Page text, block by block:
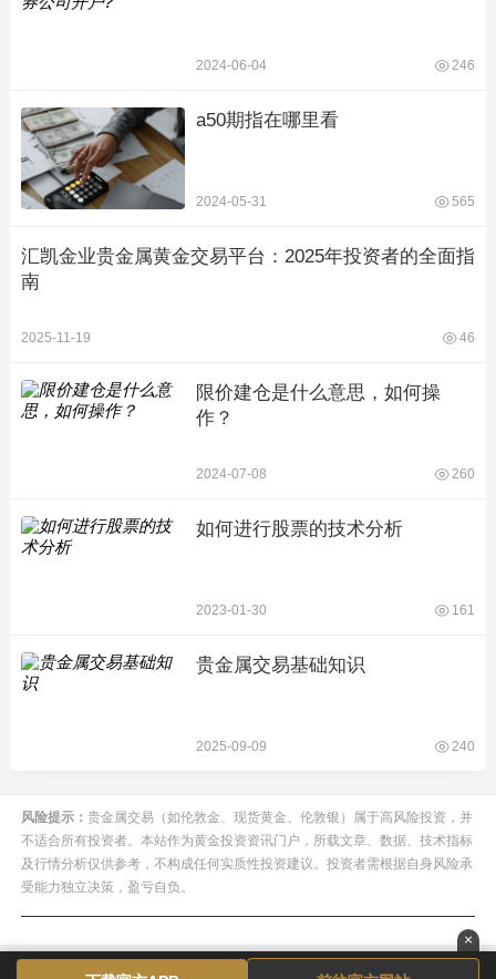
2024-06-04 246
a50期指在哪里看
2024-05-31 565
汇凯金业贵金属黄金交易平台：2025年投资者的全面指
南
2025-11-19 46
限价建仓是什么意思，如何操
作？
2024-07-08 260
如何进行股票的技术分析
2023-01-30 161
贵金属交易基础知识
2025-09-09 240
风险提示： 贵金属交易（如伦敦金、现货黄金、伦敦银）属于高风险投资，并
不适合所有投资者。本站作为黄金投资资讯门户，所载文章、数据、技术指标
及行情分析仅供参考，不构成任何实质性投资建议。投资者需根据自身风险承
受能力独立决策，盈亏自负。
×